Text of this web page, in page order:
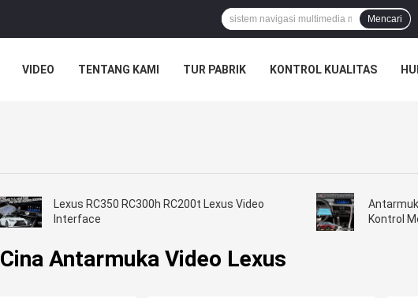
Mencari
VIDEO TENTANG KAMI TUR PABRIK KONTROL KUALITAS
Lexus RC350 RC300h RC200t Lexus Video
Interface
Kontrol
Cina Antarmuka Video Lexus